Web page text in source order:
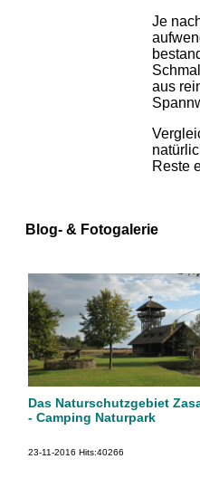
Je
aus
Reste
Blog- & Fotogalerie
Das Naturschutzgebiet
- Camping Naturpark
23-11-2016 Hits:40266